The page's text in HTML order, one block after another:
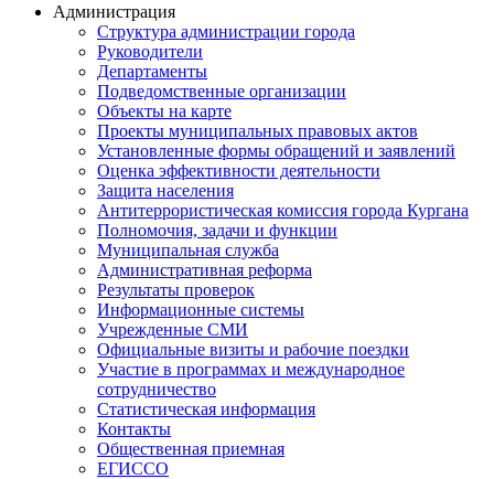
Администрация
Структура администрации города
Руководители
Департаменты
Подведомственные организации
Объекты на карте
Проекты муниципальных правовых актов
Установленные формы обращений и заявлений
Оценка эффективности деятельности
Защита населения
Антитеррористическая комиссия города Кургана
Полномочия, задачи и функции
Муниципальная служба
Административная реформа
Результаты проверок
Информационные системы
Учрежденные СМИ
Официальные визиты и рабочие поездки
Участие в программах и международное
сотрудничество
Статистическая информация
Контакты
Общественная приемная
ЕГИССО